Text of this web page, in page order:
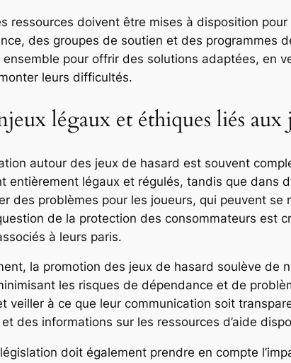
ressources doivent être mises à disposition
des groupes de soutien et des
pour offrir des solutions adaptées, en
leurs difficultés.
légaux et éthiques liés aux
autour des jeux de hasard est souvent
entièrement légaux et régulés, tandis que dans
des problèmes pour les joueurs, qui peuvent
de la protection des consommateurs est
à leurs paris.
la promotion des jeux de hasard soulève de
les risques de dépendance et de
veiller à ce que leur communication soit
des informations sur les ressources d’aide
doit également prendre en compte